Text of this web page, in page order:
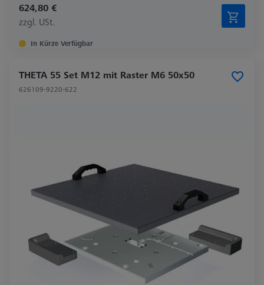
624,80 €
zzgl. USt.
In Kürze Verfügbar
THETA 55 Set M12 mit Raster M6 50x50
626109-9220-622